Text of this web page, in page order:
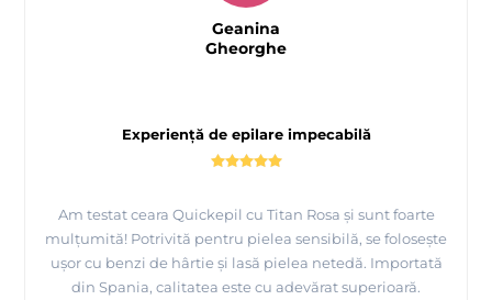
Experiență de epilare impecabilă
Am testat ceara Quickepil cu Titan Rosa și sunt foarte
mulțumită! Potrivită pentru pielea sensibilă, se folosește
ușor cu benzi de hârtie și lasă pielea netedă. Importată
din Spania, calitatea este cu adevărat superioară.
Geanina
Gheorghe